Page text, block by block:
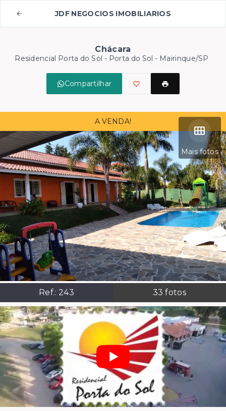
JDF NEGOCIOS IMOBILIARIOS
Chácara
Residencial Porta do Sol - Porta do Sol - Mairinque/SP
Compartilhar
Mais fotos
Ref.: 243 33 fotos
A VENDA!